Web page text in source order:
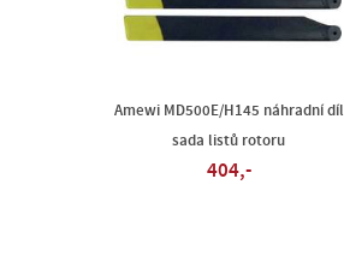
Amewi MD500E/H145 náhradní díl
sada listů rotoru
404,-